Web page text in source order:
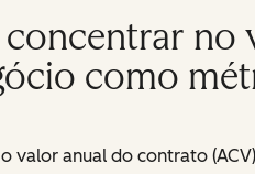
concentrar
como
anual do contrato